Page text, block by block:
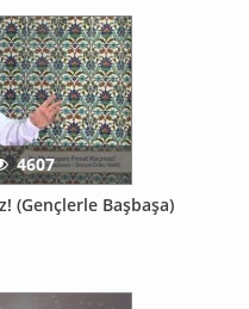
(Gençlerle Başbaşa)
4607